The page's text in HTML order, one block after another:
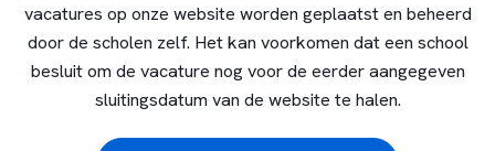
vacatures op onze website worden geplaatst en beheerd
door de scholen zelf. Het kan voorkomen dat een school
besluit om de vacature nog voor de eerder aangegeven
sluitingsdatum van de website te halen.